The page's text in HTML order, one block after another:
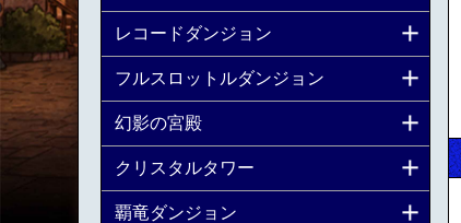
レコードダンジョン
フルスロットルダンジョン
幻影の宮殿
クリスタルタワー
覇竜ダンジョン